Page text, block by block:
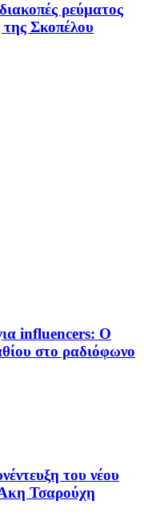
ρεύματος
Σκοπέλου
influencers: Ο
στο ραδιόφωνο
του νέου
Τσαρούχη